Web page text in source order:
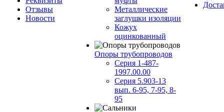
Отзывы
Новости
Металлические
заглушки изоляции
Кожух
оцинкованный
Опоры трубопроводов
Серия 1-487-
1997.00.00
Серия 5.903-13
вып. 6-95, 7-95, 8-
95